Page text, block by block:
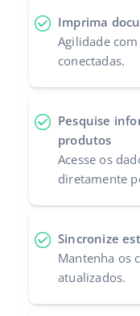
Imprima
Agilidade
conectadas.
Pesquise
produtos
Acesse os
diretamente
Sincronize
Mantenha os
atualizados.